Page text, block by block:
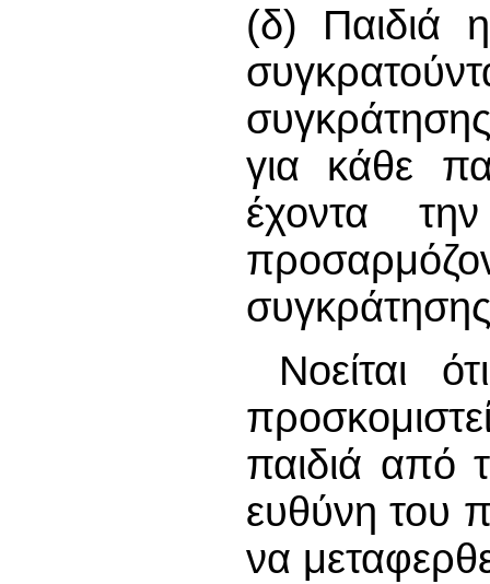
(δ) Παιδιά
για κάθε
έχοντα
Νοείται
παιδιά από
ευθύνη του
να